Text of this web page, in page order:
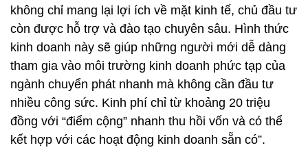
không chỉ mang lại lợi ích về mặt kinh tế, chủ đầu tư
còn được hỗ trợ và đào tạo chuyên sâu. Hình thức
kinh doanh này sẽ giúp những người mới dễ dàng
tham gia vào môi trường kinh doanh phức tạp của
ngành chuyển phát nhanh mà không cần đầu tư
nhiều công sức. Kinh phí chỉ từ khoảng 20 triệu
đồng với “điểm cộng” nhanh thu hồi vốn và có thể
kết hợp với các hoạt động kinh doanh sẵn có”.